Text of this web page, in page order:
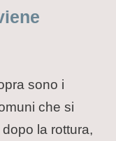
sono i
che si
la rottura,